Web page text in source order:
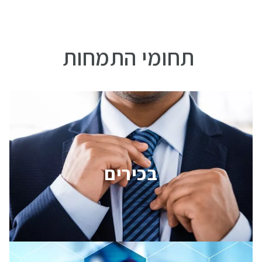
תחומי התמחות
בכירים
בכירים
לחצו
כאן